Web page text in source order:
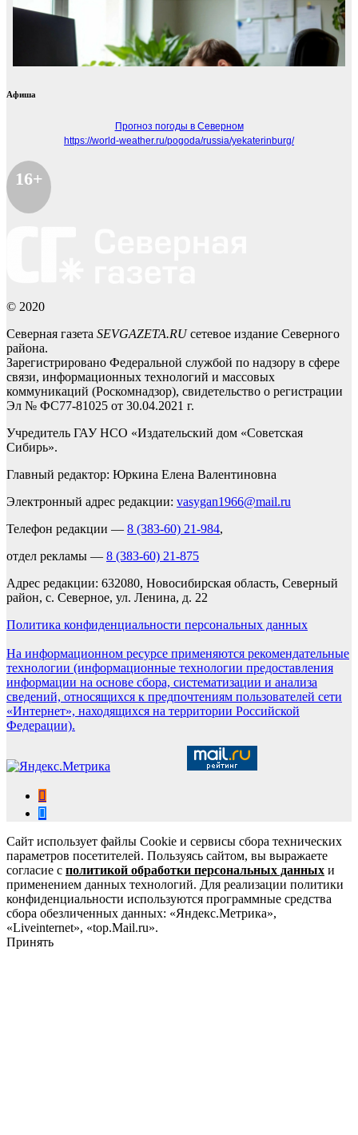
Афиша
Прогноз погоды в Северном
https://world-weather.ru/pogoda/russia/yekaterinburg/
16+
© 2020
Северная газета SEVGAZETA.RUсетевое издание Северного
района.
Зарегистрировано Федеральной службой по надзору в сфере
связи, информационных технологий и массовых
коммуникаций (Роскомнадзор), свидетельство о регистрации
Эл № ФС77-81025 от 30.04.2021 г.
Учредитель ГАУ НСО «Издательский дом «Советская
Сибирь».
Главный редактор: Юркина Елена Валентиновна
Электронный адрес редакции: vasygan1966@mail.ru
Телефон редакции — 8 (383-60) 21-984,
отдел рекламы — 8 (383-60) 21-875
Адрес редакции: 632080, Новосибирская область, Северный
район, с. Северное, ул. Ленина, д. 22
Политика конфиденциальности персональных данных
На информационном ресурсе применяются рекомендательные
технологии (информационные технологии предоставления
информации на основе сбора, систематизации и анализа
сведений, относящихся к предпочтениям пользователей сети
«Интернет», находящихся на территории Российской
Федерации).
Сайт использует файлы Cookie и сервисы сбора технических
параметров посетителей. Пользуясь сайтом, вы выражаете
согласие с политикой обработки персональных данных и
применением данных технологий. Для реализации политики
конфиденциальности используются программные средства
сбора обезличенных данных: «Яндекс.Метрика»,
«Liveinternet», «top.Mail.ru».
Принять